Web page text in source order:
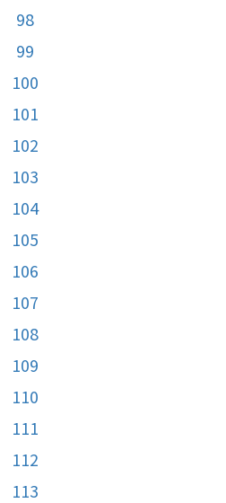
98
99
100
101
102
103
104
105
106
107
108
109
110
111
112
113